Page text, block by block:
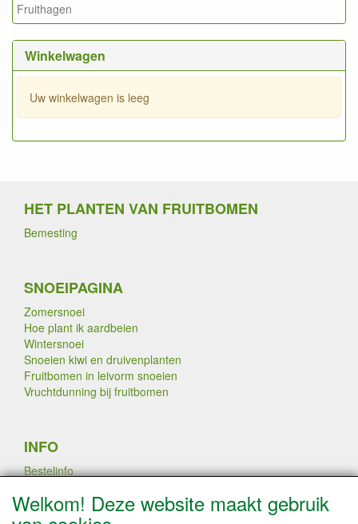
Fruithagen
Winkelwagen
Uw winkelwagen is leeg
HET PLANTEN VAN FRUITBOMEN
Bemesting
SNOEIPAGINA
Zomersnoei
Hoe plant ik aardbeien
Wintersnoei
Snoeien kiwi en druivenplanten
Fruitbomen in leivorm snoeien
Vruchtdunning bij fruitbomen
INFO
Bestelinfo
Betaalmogelijkheden
Contact / Disclaimer
Welkom! Deze website maakt gebruik